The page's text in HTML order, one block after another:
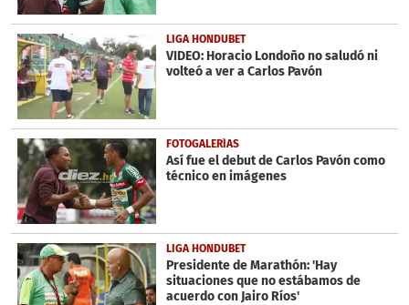
LIGA HONDUBET
VIDEO: Horacio Londoño no saludó ni
volteó a ver a Carlos Pavón
FOTOGALERÍAS
Así fue el debut de Carlos Pavón como
técnico en imágenes
LIGA HONDUBET
Presidente de Marathón: 'Hay
situaciones que no estábamos de
acuerdo con Jairo Ríos'